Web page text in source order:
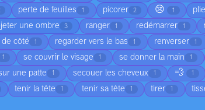
perte de feuilles 1 picorer 2 😢 1
une ombre 3 ranger 1 redémarrer 1
côté 1 regarder vers le bas 1 renverser 1
1 se couvrir le visage 1 se donner la main 1
une patte 1 secouer les cheveux 1 💨 1
tenir la tête 1 tenir sa tête 1 tirer 1